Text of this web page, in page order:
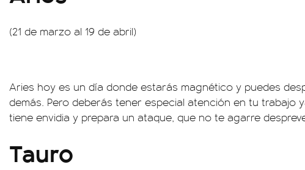
(21 de marzo al 19 de abril)
Aries hoy es un día donde estarás magnético y puedes
demás. Pero deberás tener especial atención en tu trabajo
tiene envidia y prepara un ataque, que no te agarre
Tauro